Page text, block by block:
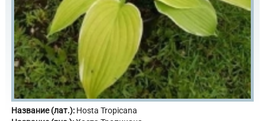
Название (лат.): Hosta Tropicana